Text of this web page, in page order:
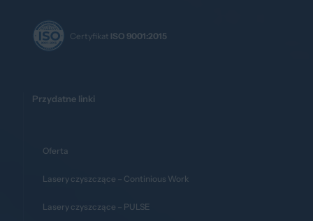
Certyfikat ISO 9001:2015
Przydatne linki
Oferta
Lasery czyszczące – Continious Work
Lasery czyszczące – PULSE